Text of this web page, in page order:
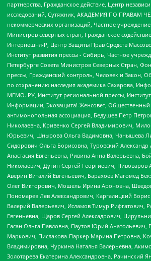
партнерства, Гражданское действие, Центр
исследований, Сутяжник, АКАДЕМИЯ ПО ПРАВАМ
некоммерческих организаций, Частное
Министров северных стран, Гражданское
Интернешнл-Р, Центр Защиты Прав Средств
Институт развития прессы - Сибирь, Частное
Петербурге Совета Министров Северных Стран,
прессы, Гражданский контроль, Человек и Закон,
по сохранению наследия академика Сахарова,
МЕМО. РУ, Институт региональной прессы,
Информации, Экозащита!-Женсовет, Общественный
антимонопольная ассоциация, Бедушев Петр
Николаевна, Кривенко Сергей Владимирович,
Юрьевич, Шнырова Ольга Вадимовна, Чанышева
Сидорович Ольга Борисовна, Туровский Александр
Анастасия Евгеньевна, Ривина Анна Валерьевна,
Николаевич, Дугин Сергей Георгиевич, Пивоваров
Аверин Виталий Евгеньевич, Барахоев Магомед
Олег Викторович, Мошель Ирина Ароновна,
Пономарев Лев Александрович, Каргалицкий
Валерий Валерьевич, Исламов Тимур Рифгатович,
Евгеньевна, Щаров Сергей Алексадрович,
Гасан Ольга Павловна, Паутов Юрий Анатольевич,
Маркович, Пислакова-Паркер Марина Петровна,
Владимировна, Чуркина Наталья Валерьевна,
Золотарева Екатерина Александровна, Рачинский